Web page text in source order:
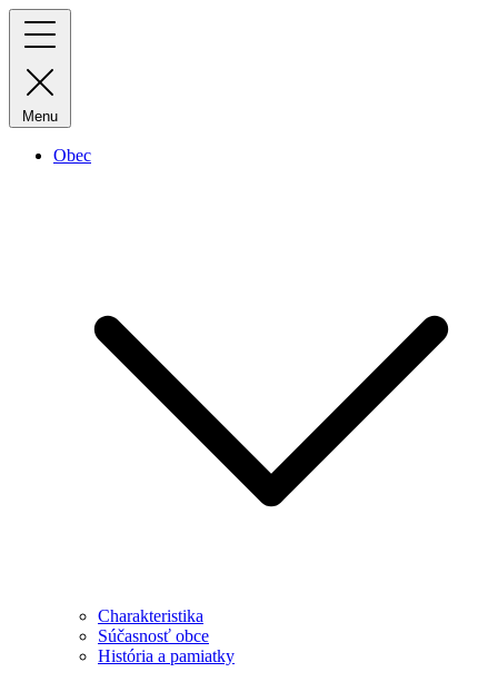
Menu
Obec
Charakteristika
Súčasnosť obce
História a pamiatky